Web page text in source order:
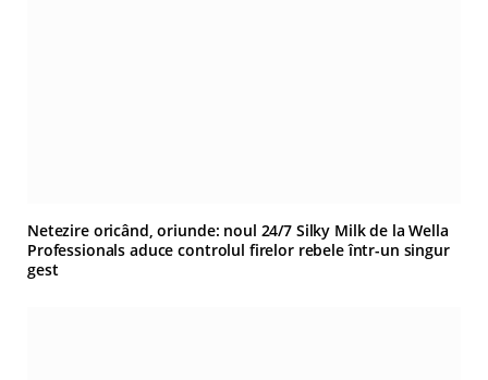
Netezire oricând, oriunde: noul 24/7 Silky Milk de la Wella
Professionals aduce controlul firelor rebele într-un singur
gest